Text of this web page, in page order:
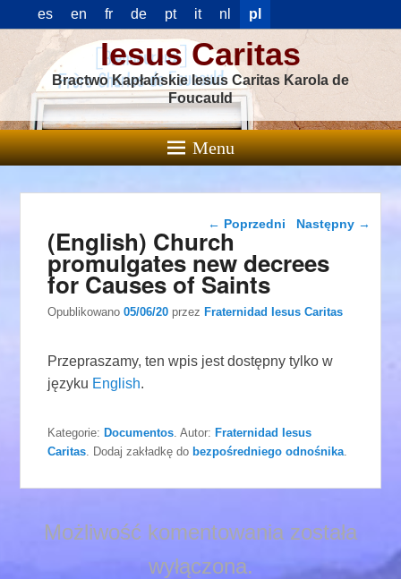
es en fr de pt it nl pl
Iesus Caritas
Bractwo Kapłańskie Iesus Caritas Karola de
Foucauld
Menu
Nawigacja wpisu
← Poprzedni Następny →
(English) Church
promulgates new decrees
for Causes of Saints
Opublikowano05/06/20 przezFraternidad Iesus Caritas
Przepraszamy, ten wpis jest dostępny tylko w
języku English.
Kategorie:Documentos . Autor:Fraternidad Iesus
Caritas . Dodaj zakładkę do bezpośredniego odnośnika
Możliwość komentowania została
wyłączona.